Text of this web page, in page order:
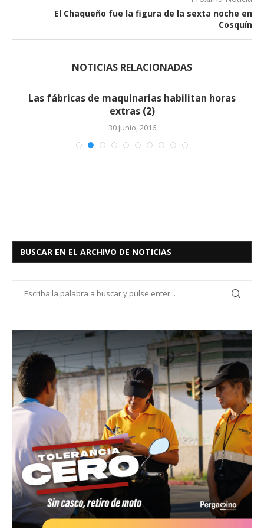
El Chaqueño fue la figura de la sexta noche en
Cosquín
NOTICIAS RELACIONADAS
Las fábricas de maquinarias habilitan horas
extras (2)
30 junio, 2016
BUSCAR EN EL ARCHIVO DE NOTICIAS